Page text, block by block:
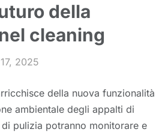
della
cleaning
2025
della nuova funzionalità
ambientale degli appalti di
pulizia potranno monitorare e